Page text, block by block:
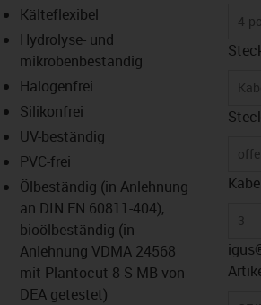
icon-lupe
icon-lupe
Kälteflexibel
Hydrolyse- und
mikrobenbeständig
Halogenfrei
Silikonfrei
UV-beständig
PVC-frei
Ölbeständig (in Anlehnung
an DIN EN 60811-404),
bioölbeständig (in
Anlehnung VDMA 24568
mit Plantocut 8 S-MB von
DEA getestet)
4-
3